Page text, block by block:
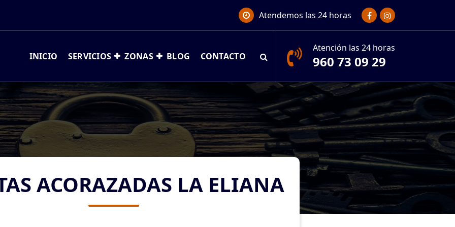
Atendemos las 24 horas
INICIO SERVICIOS ZONAS BLOG CONTACTO
Atención las 24 horas
960 73 09 29
ACORAZADAS LA ELIANA